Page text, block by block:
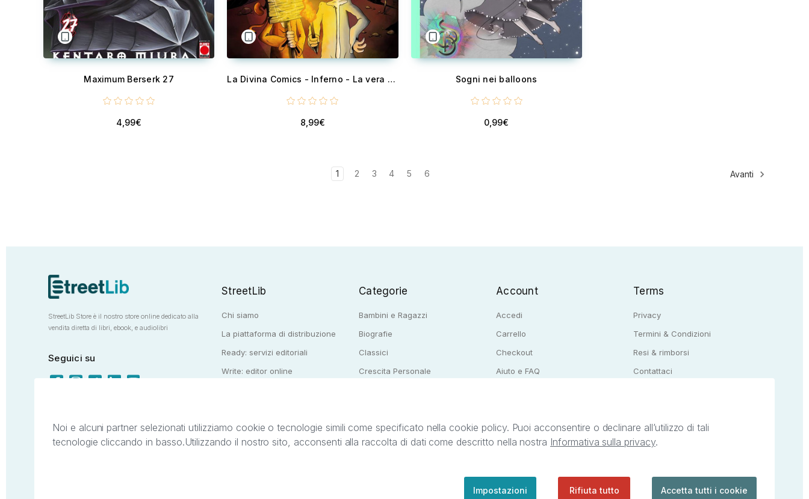
Maximum Berserk 27
4,99€
La Divina Comics - Inferno - La vera storia della Divina Commedia a fumetti
8,99€
Sogni nei balloons
0,99€
1 2 3 4 5 6 Avanti
StreetLib Store è il nostro store online dedicato alla
vendita diretta di libri, ebook, e audiolibri
Seguici su
StreetLib
Chi siamo
La piattaforma di distribuzione
Ready: servizi editoriali
Write: editor online
Categorie
Bambini e Ragazzi
Biografie
Classici
Crescita Personale
Account
Accedi
Carrello
Checkout
Aiuto e FAQ
Terms
Privacy
Termini & Condizioni
Resi & rimborsi
Contattaci
Il presente sito web è di proprietà di StreetLib S.r.l. C.F. e P.IVA 05338720963. StreetLib S.r.l. è titolare di tutti i diritti di proprietà intellettuale afferenti ai marchi, loghi e
Noi e alcuni partner selezionati utilizziamo cookie o tecnologie simili come specificato nella cookie policy. Puoi acconsentire o declinare all’utilizzo di tali
tecnologie cliccando in basso.Utilizzando il nostro sito, acconsenti alla raccolta di dati come descritto nella nostra Informativa sulla privacy.
Impostazioni Rifiuta tutto Accetta tutti i cookie